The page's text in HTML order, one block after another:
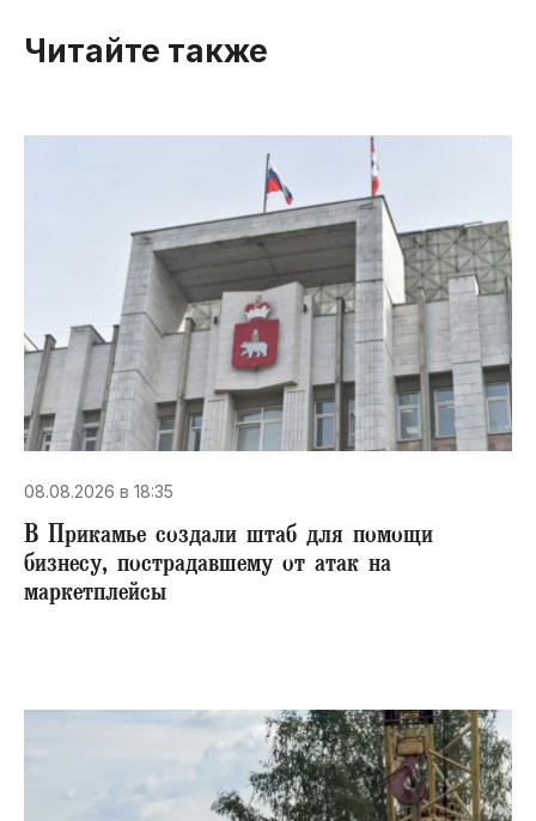
Читайте также
08.08.2026 в 18:35
В Прикамье создали штаб для помощи
бизнесу, пострадавшему от атак на
маркетплейсы